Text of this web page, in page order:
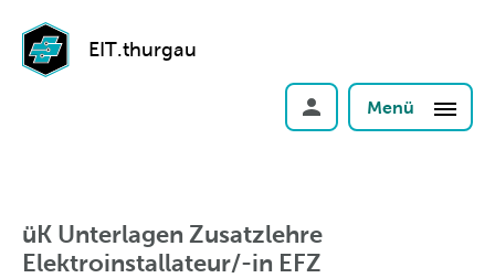
EIT.thurgau
Menü
üK Unterlagen Zusatzlehre
Elektroinstallateur/-in EFZ